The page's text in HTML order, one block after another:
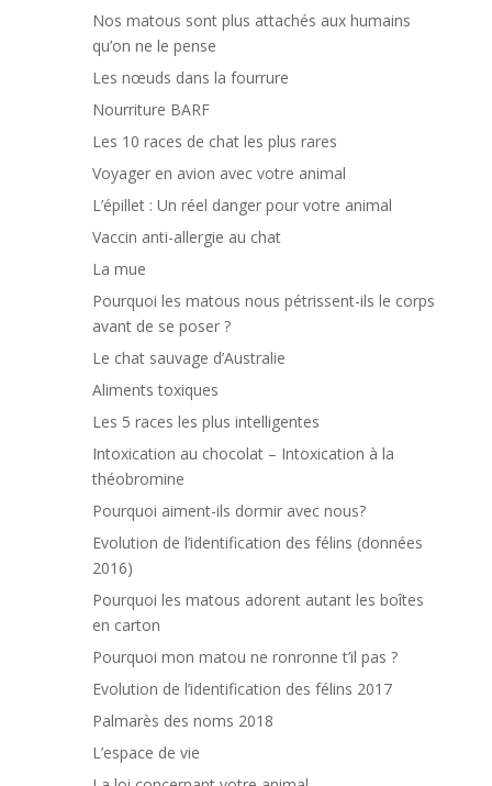
Nos matous sont plus attachés aux humains
qu’on ne le pense
Les nœuds dans la fourrure
Nourriture BARF
Les 10 races de chat les plus rares
Voyager en avion avec votre animal
L’épillet : Un réel danger pour votre animal
Vaccin anti-allergie au chat
La mue
Pourquoi les matous nous pétrissent-ils le corps
avant de se poser ?
Le chat sauvage d’Australie
Aliments toxiques
Les 5 races les plus intelligentes
Intoxication au chocolat – Intoxication à la
théobromine
Pourquoi aiment-ils dormir avec nous?
Evolution de l’identification des félins (données
2016)
Pourquoi les matous adorent autant les boîtes
en carton
Pourquoi mon matou ne ronronne t’il pas ?
Evolution de l’identification des félins 2017
Palmarès des noms 2018
L’espace de vie